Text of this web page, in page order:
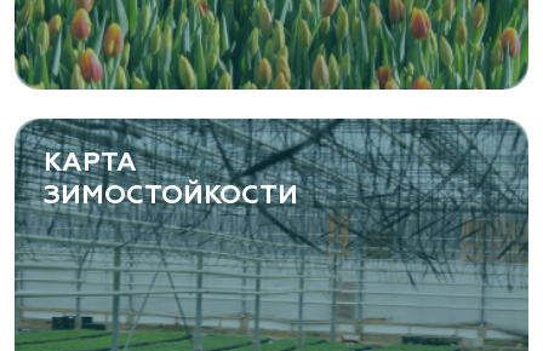
Самарская область, с. Подстепки, ул.
Фермерская 14 А
(8482) 650 010
www.yoly-paly.ru
«ВЕНЕВ» питомник растений
Тульская область, Венёвский р-н, село
Борщевое, улица Лесная, д. 13
8 963 224 87 99
КАРТА
ЗИМОСТОЙКОСТИ